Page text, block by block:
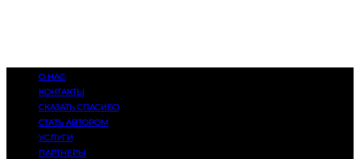
О НАС
КОНТАКТЫ
СКАЗАТЬ СПАСИБО
СТАТЬ АВТОРОМ
УСЛУГИ
ПАРТНЕРЫ